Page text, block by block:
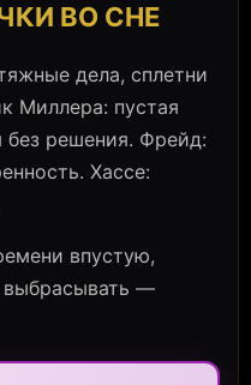
ВО СНЕ
дела, сплетни
Миллера: пустая
без решения. Фрейд:
Хассе:
впустую,
—